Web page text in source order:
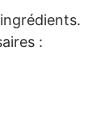
: